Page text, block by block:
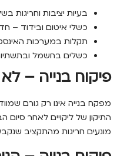
בעיות יציבות וחריגות
כשלי איטום ובידוד –
תקלות במערכות
כשלים בחשמל
פיקוח בנייה –
מפקח בנייה אינו רק גורם
התיקון של ליקויים לאחר סיום
מונעים חריגות מהתקציב